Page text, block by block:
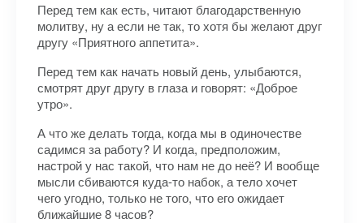
Перед тем как есть, читают благодарственную
молитву, ну а если не так, то хотя бы желают друг
другу «Приятного аппетита».
Перед тем как начать новый день, улыбаются,
смотрят друг другу в глаза и говорят: «Доброе
утро».
А что же делать тогда, когда мы в одиночестве
садимся за работу? И когда, предположим,
настрой у нас такой, что нам не до неё? И вообще
мысли сбиваются куда-то набок, а тело хочет
чего угодно, только не того, что его ожидает
ближайшие 8 часов?